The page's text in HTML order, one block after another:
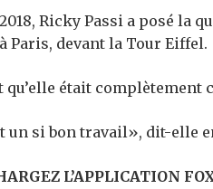
Ricky Passi a posé la
Paris, devant la Tour Eiffel.
qu’elle était complètement
un si bon travail», dit-elle
L’APPLICATION